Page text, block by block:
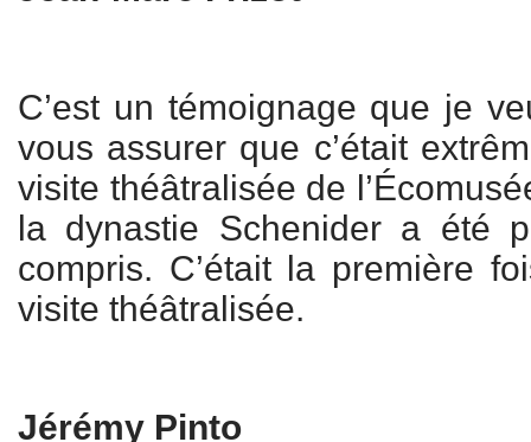
C’est un témoignage que je
vous assurer que c’était
visite théâtralisée de
la dynastie Schenider a été
compris. C’était la première
visite théâtralisée.
Jérémy Pinto